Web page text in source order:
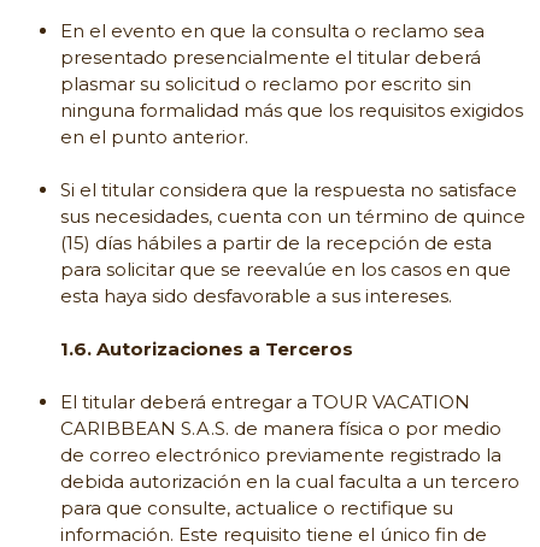
En el evento en que la consulta o reclamo sea
presentado presencialmente el titular deberá
plasmar su solicitud o reclamo por escrito sin
ninguna formalidad más que los requisitos exigidos
en el punto anterior.
Si el titular considera que la respuesta no satisface
sus necesidades, cuenta con un término de quince
(15) días hábiles a partir de la recepción de esta
para solicitar que se reevalúe en los casos en que
esta haya sido desfavorable a sus intereses.
1.6. Autorizaciones a Terceros
El titular deberá entregar a TOUR VACATION
CARIBBEAN S.A.S. de manera física o por medio
de correo electrónico previamente registrado la
debida autorización en la cual faculta a un tercero
para que consulte, actualice o rectifique su
información. Este requisito tiene el único fin de